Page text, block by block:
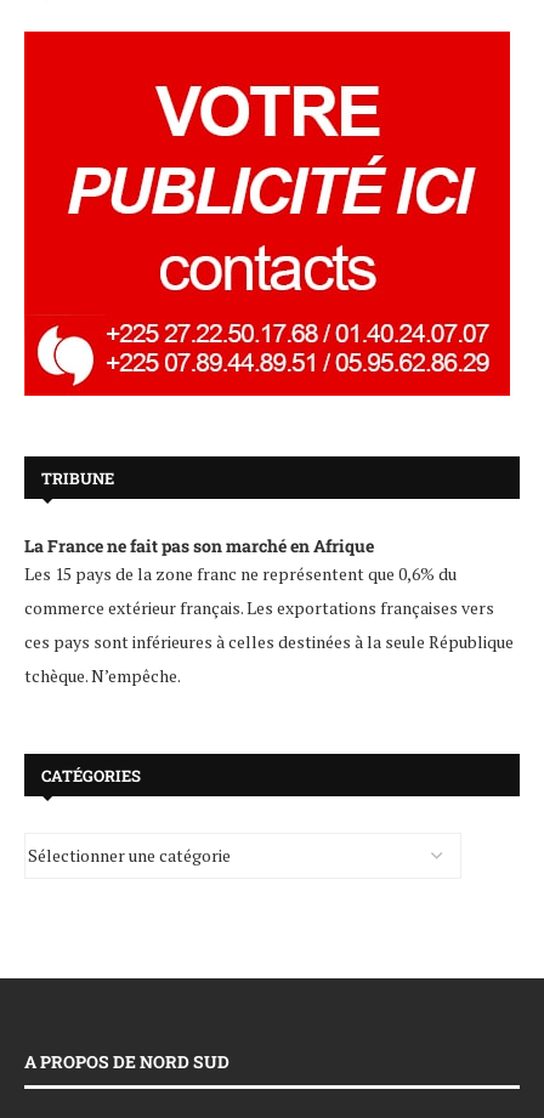
TRIBUNE
La France ne fait pas son marché en Afrique
Les 15 pays de la zone franc ne représentent que 0,6% du
commerce extérieur français. Les exportations françaises vers
ces pays sont inférieures à celles destinées à la seule République
tchèque. N’empêche.
CATÉGORIES
A PROPOS DE NORD SUD